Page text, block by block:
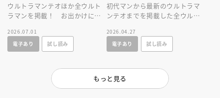
ウルトラマンテオほか全ウルト
ラマンを掲載！ お出かけに便
ルトラヒーロのすべてが分か
る！
2026.07.01
電子あり
試し読み
初代マンから最新のウルトラマ
ンテオまでを掲載した全ウルト
訂版。必殺技やプロフィールを
大公開！
2026.04.27
電子あり
試し読み
もっと見る